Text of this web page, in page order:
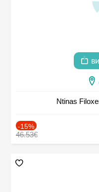
Ntinas
-15%
46.53€